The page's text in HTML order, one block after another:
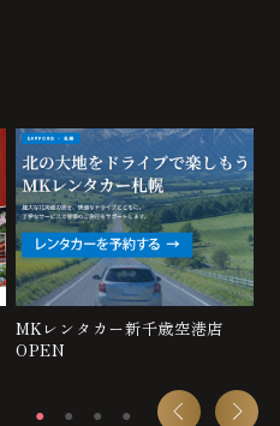
MKレンタカー新千歳空港店
OPEN